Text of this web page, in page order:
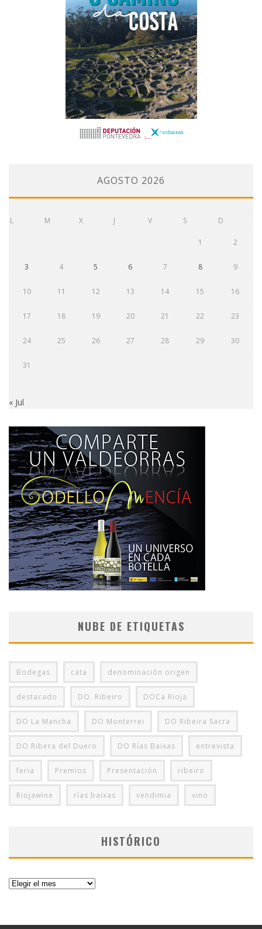
AGOSTO 2026
L M X J V S D
1 2
3 4 5 6 7 8 9
10 11 12 13 14 15 16
17 18 19 20 21 22 23
24 25 26 27 28 29 30
31
« Jul
NUBE DE ETIQUETAS
Bodegas cata denominación origen
destacado DO. Ribeiro DOCa Rioja
DO La Mancha DO Monterrei DO Ribeira Sacra
DO Ribera del Duero DO Rías Baixas entrevista
feria Premios Presentación ribeiro
Riojawine rías baixas vendimia vino
HISTÓRICO
Histórico